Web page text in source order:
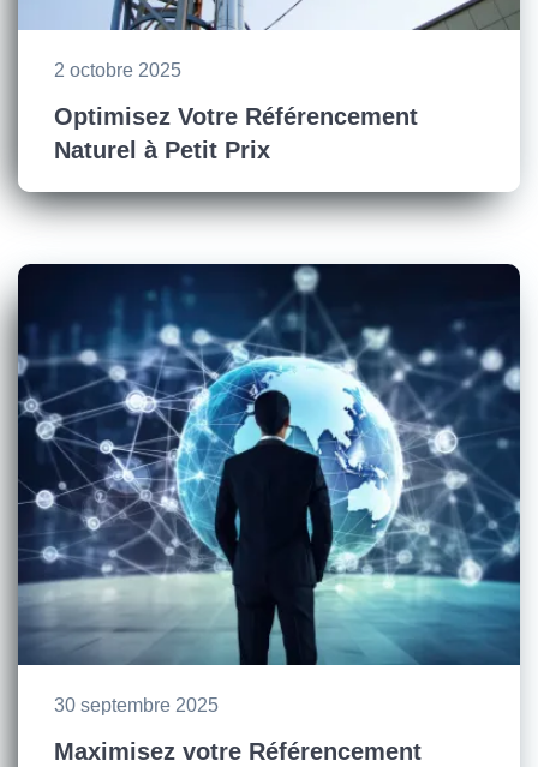
2 octobre 2025
Optimisez Votre Référencement
Naturel à Petit Prix
30 septembre 2025
Maximisez votre Référencement